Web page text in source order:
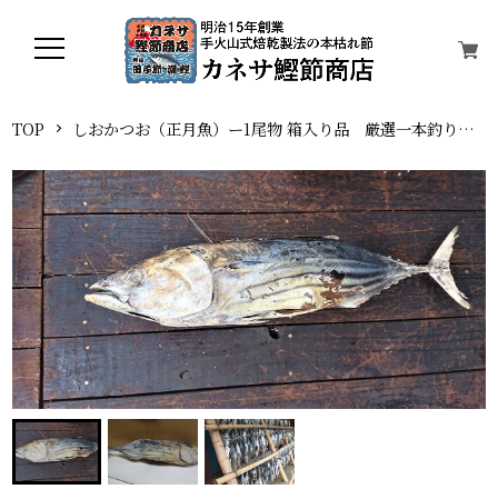
TOP しおかつお（正月魚）ー1尾物 箱入り品 厳選一本釣りカツオ 数量限定品